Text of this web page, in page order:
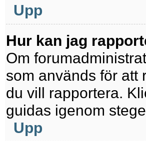
Upp
Hur kan jag
Om
som används för att
du vill rapportera.
guidas igenom
Upp